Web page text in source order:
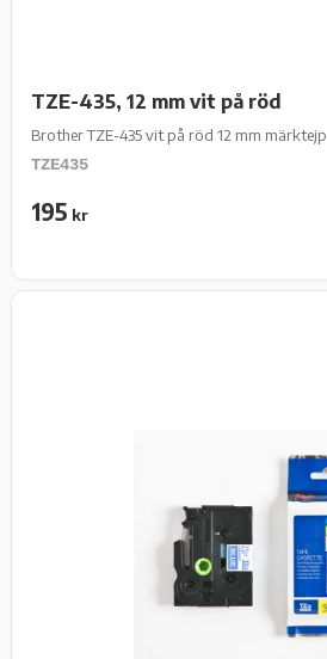
TZE-435, 12 mm vit på röd
Brother TZE-435 vit på röd 12 mm märktejp
TZE435
195 kr